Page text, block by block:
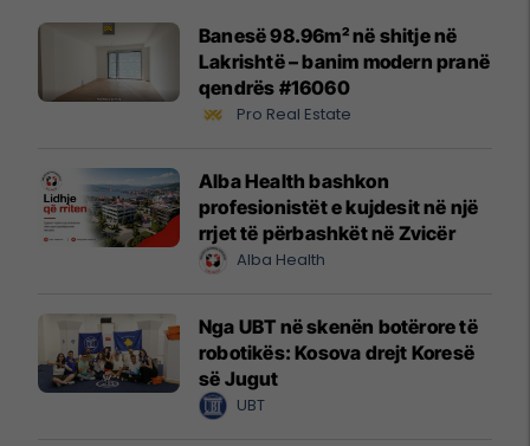
Banesë 98.96m² në shitje në
Lakrishtë – banim modern pranë
qendrës #16060
Pro Real Estate
Alba Health bashkon
profesionistët e kujdesit në një
rrjet të përbashkët në Zvicër
Alba Health
Nga UBT në skenën botërore të
robotikës: Kosova drejt Koresë
së Jugut
UBT